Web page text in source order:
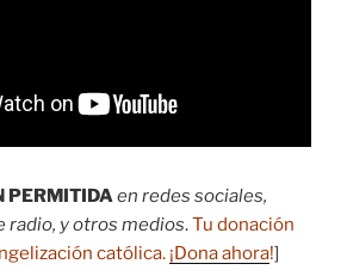
PERMITIDAen redes sociales,
radio, y otros medios.Tu donación
católica. ¡Dona ahora!]